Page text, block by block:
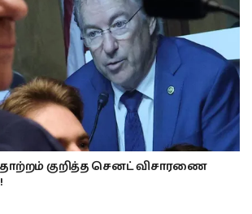
குறித்த செனட் விசாரணை